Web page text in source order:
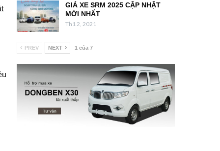
GIÁ XE SRM 2025 CẬP NHẬT
MỚI NHẤT
Th1 2, 2021
PREV NEXT 1 của 7